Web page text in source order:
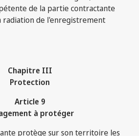
de la partie contractante
radiation de l'enregistrement
Chapitre III
Protection
Article 9
à protéger
protège sur son territoire les